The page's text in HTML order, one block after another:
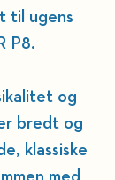
til ugens
P8.
og
bredt og
klassiske
med